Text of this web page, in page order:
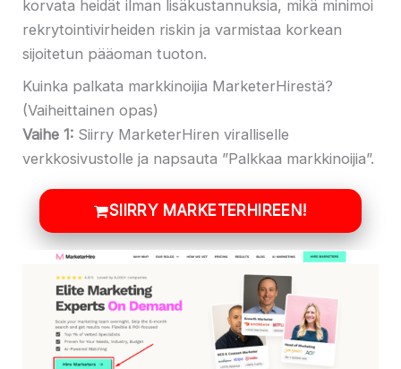
korvata heidät ilman lisäkustannuksia, mikä minimoi
rekrytointivirheiden riskin ja varmistaa korkean
sijoitetun pääoman tuoton.
Kuinka palkata markkinoijia MarketerHirestä?
(Vaiheittainen opas)
Vaihe 1: Siirry MarketerHiren viralliselle
verkkosivustolle ja napsauta ”Palkkaa markkinoijia”.
SIIRRY MARKETERHIREEN!